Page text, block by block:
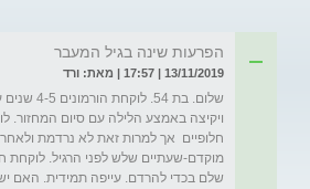
הפרעות שינה בגיל המעבר
13/11/2019 | 17:57 | מאת: ורד
שלום. בת 54.
ויקיצה באמצע הלילה עם סיום המחזור.
חלופיים  אך למרות זאת לא נרדמת
מוקדם-שעתיים שלש לפני הרגיל. לוקחת
שלם בכדי להרדם. עייפה תמידית. האם